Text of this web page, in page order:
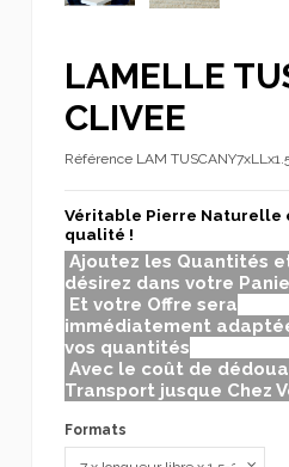
LAMELLE
CLIVEE
Référence LAM
Véritable Pierre Naturelle
qualité !
Ajoutez les Quantités
désirez dans votre
Et votre Offre sera
immédiatement
vos quantités
Avec le coût de
Transport jusque Chez
Formats